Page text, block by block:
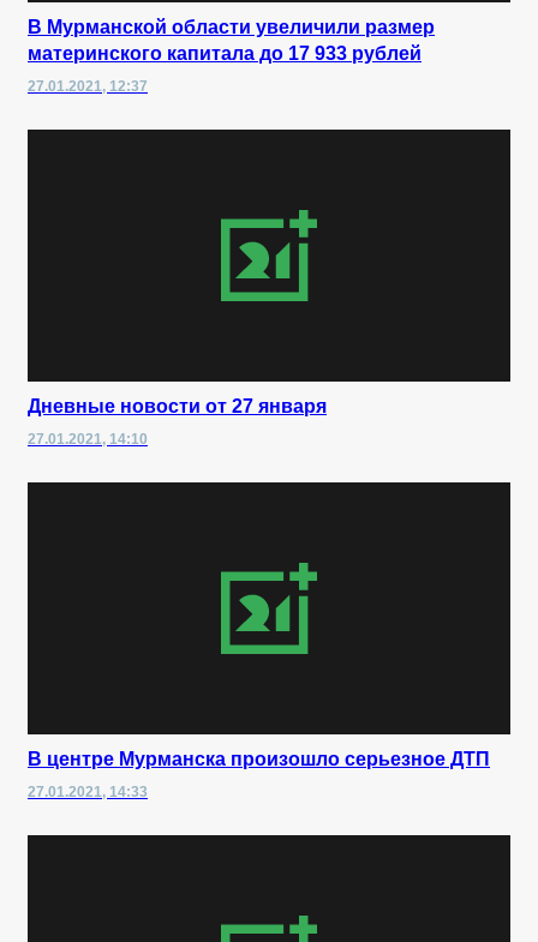
В Мурманской области увеличили размер
материнского капитала до 17 933 рублей
27.01.2021, 12:37
Дневные новости от 27 января
27.01.2021, 14:10
В центре Мурманска произошло серьезное ДТП
27.01.2021, 14:33